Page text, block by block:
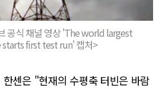
공식 채널 영상 'The world largest
first test run' 캡처>
센은 "현재의 수평축 터빈은 바람